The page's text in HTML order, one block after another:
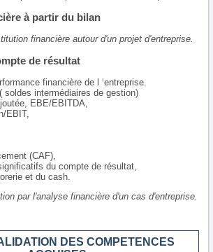
à partir du bilan
financière autour d'un projet d'entreprise.
de résultat
financière de l ‘entreprise.
soldes intermédiaires de gestion)
EBE/EBITDA,
EBIT,
(CAF),
du compte de résultat,
et du cash.
par l'analyse financière d'un cas d'entreprise.
DES COMPETENCES